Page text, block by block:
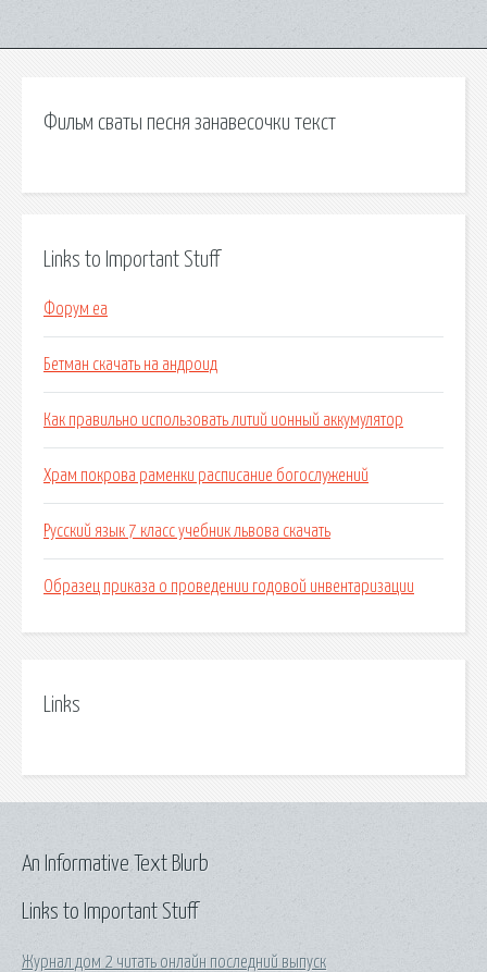
Фильм сваты песня занавесочки текст
Links to Important Stuff
Форум ea
Бетман скачать на андроид
Как правильно использовать литий ионный аккумулятор
Храм покрова раменки расписание богослужений
Русский язык 7 класс учебник львова скачать
Образец приказа о проведении годовой инвентаризации
Links
Links to Important Stuff
Журнал дом 2 читать онлайн последний выпуск
An Informative Text Blurb